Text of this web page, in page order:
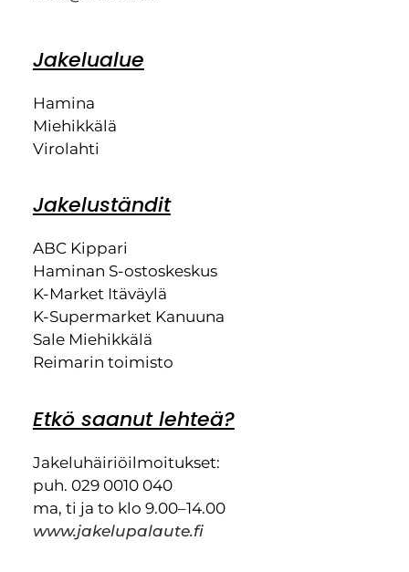
Jakelualue
Hamina
Miehikkälä
Virolahti
Jakeluständit
ABC Kippari
Haminan S-ostoskeskus
K-Market Itäväylä
K-Supermarket Kanuuna
Sale Miehikkälä
Reimarin toimisto
Etkö saanut lehteä?
Jakeluhäiriöilmoitukset:
puh. 029 0010 040
ma, ti ja to klo 9.00–14.00
www.jakelupalaute.fi